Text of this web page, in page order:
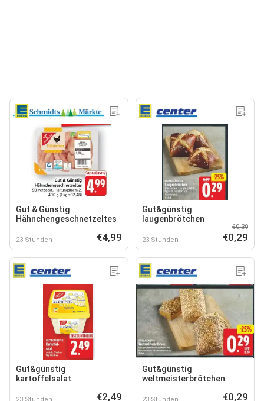
Gut & Günstig
Hähnchengeschnetzeltes
23 Stunden €4,99
Gut&günstig
laugenbrötchen
23 Stunden
€0,39
€0,29
Gut&günstig
kartoffelsalat
23 Stunden €2,49
Gut&günstig
weltmeisterbrötchen
23 Stunden €0,29